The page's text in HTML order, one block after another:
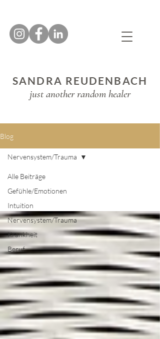
SANDRA REUDENBACH
just another random healer
Blog
Alle Beiträge
Gefühle/Emotionen
Intuition
Nervensystem/Trauma
Krankheit
Beruf
Nervensystem/Trauma